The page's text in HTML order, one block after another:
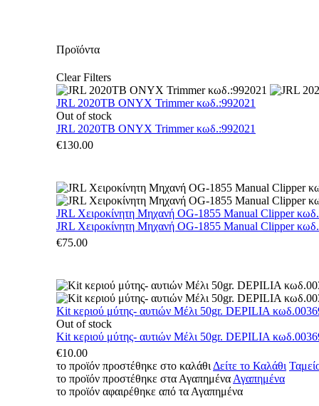
Προϊόντα
Clear Filters
JRL 2020TB ONYX Trimmer κωδ.:992021
Out of stock
JRL 2020TB ONYX Trimmer κωδ.:992021
€130.00
JRL Χειροκίνητη Μηχανή OG-1855 Manual Clipper
JRL Χειροκίνητη Μηχανή OG-1855 Manual Clipper
€75.00
Kit κεριού μύτης- αυτιών Μέλι 50gr. DEPILIA
Out of stock
Kit κεριού μύτης- αυτιών Μέλι 50gr. DEPILIA
€10.00
το προϊόν προστέθηκε στο καλάθι Δείτε το Καλάθι
το προϊόν προστέθηκε στα Αγαπημένα Αγαπημένα
το προϊόν αφαιρέθηκε από τα Αγαπημένα